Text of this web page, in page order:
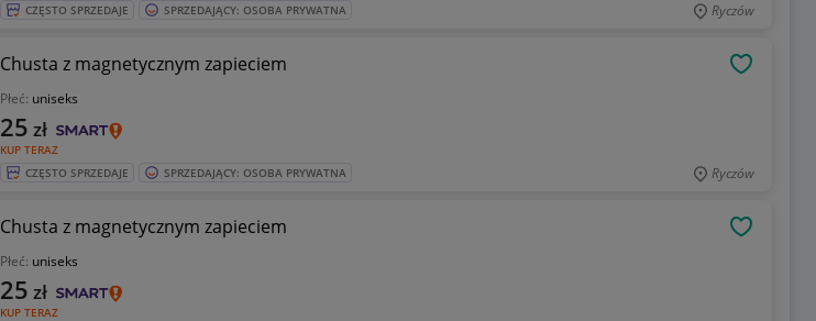
CZĘSTO SPRZEDAJE SPRZEDAJĄCY: OSOBA PRYWATNA Ryczów
Chusta z magnetycznym zapieciem
Płeć: uniseks
KUP TERAZ
25 zł
CZĘSTO SPRZEDAJE SPRZEDAJĄCY: OSOBA PRYWATNA Ryczów
Chusta z magnetycznym zapieciem
Płeć: uniseks
KUP TERAZ
25 zł